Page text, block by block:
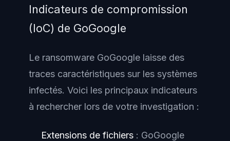
Indicateurs de compromission
(IoC) de GoGoogle
Le ransomware GoGoogle laisse des
traces caractéristiques sur les systèmes
infectés. Voici les principaux indicateurs
à rechercher lors de votre investigation :
Extensions de fichiers : GoGoogle